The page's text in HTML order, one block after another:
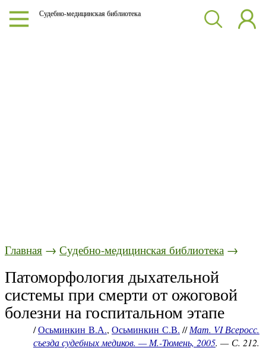
Судебно-медицинская библиотека
Главная → Судебно-медицинская библиотека →
Патоморфология дыхательной
системы при смерти от ожоговой
болезни на госпитальном этапе
/Осьминкин В.А., Осьминкин С.В. //Мат. VI Всеросс.
съезда судебных медиков. — М.-Тюмень, 2005. — С. 212.